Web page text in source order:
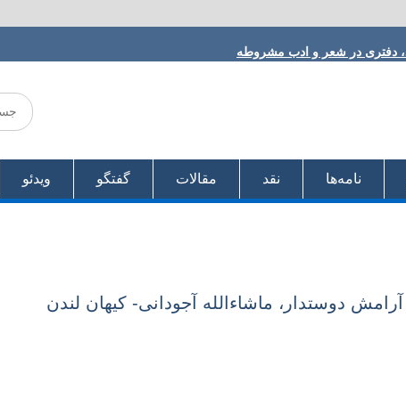
دفتری در شعر و ادب مشروطه
Search
for:
نامه‌ها نقد مقالات گفتگو ویدئو
دوستدار، ماشاءالله آجودانی- کیهان لندن